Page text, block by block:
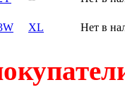
XL Нет в